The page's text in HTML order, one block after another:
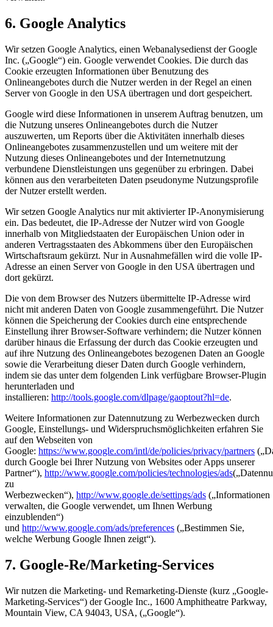
6. Google Analytics
Wir setzen Google Analytics, einen Webanalysedienst der Google
Inc. („Google“) ein. Google verwendet Cookies. Die durch das
Cookie erzeugten Informationen über Benutzung des
Onlineangebotes durch die Nutzer werden in der Regel an einen
Server von Google in den USA übertragen und dort gespeichert.
Google wird diese Informationen in unserem Auftrag benutzen, um
die Nutzung unseres Onlineangebotes durch die Nutzer
auszuwerten, um Reports über die Aktivitäten innerhalb dieses
Onlineangebotes zusammenzustellen und um weitere mit der
Nutzung dieses Onlineangebotes und der Internetnutzung
verbundene Dienstleistungen uns gegenüber zu erbringen. Dabei
können aus den verarbeiteten Daten pseudonyme Nutzungsprofile
der Nutzer erstellt werden.
Wir setzen Google Analytics nur mit aktivierter IP-Anonymisierung
ein. Das bedeutet, die IP-Adresse der Nutzer wird von Google
innerhalb von Mitgliedstaaten der Europäischen Union oder in
anderen Vertragsstaaten des Abkommens über den Europäischen
Wirtschaftsraum gekürzt. Nur in Ausnahmefällen wird die volle IP-
Adresse an einen Server von Google in den USA übertragen und
dort gekürzt.
Die von dem Browser des Nutzers übermittelte IP-Adresse wird
nicht mit anderen Daten von Google zusammengeführt. Die Nutzer
können die Speicherung der Cookies durch eine entsprechende
Einstellung ihrer Browser-Software verhindern; die Nutzer können
darüber hinaus die Erfassung der durch das Cookie erzeugten und
auf ihre Nutzung des Onlineangebotes bezogenen Daten an Google
sowie die Verarbeitung dieser Daten durch Google verhindern,
indem sie das unter dem folgenden Link verfügbare Browser-Plugin
herunterladen und
installieren: http://tools.google.com/dlpage/gaoptout?hl=de.
Weitere Informationen zur Datennutzung zu Werbezwecken durch
Google, Einstellungs- und Widerspruchsmöglichkeiten erfahren Sie
auf den Webseiten von
Google: https://www.google.com/intl/de/policies/privacy/partners
durch Google bei Ihrer Nutzung von Websites oder Apps unserer
Partner“), http://www.google.com/policies/technologies/ads
zu
Werbezwecken“), http://www.google.de/settings/ads („Informationen
verwalten, die Google verwendet, um Ihnen Werbung
einzublenden“)
und http://www.google.com/ads/preferences („Bestimmen Sie,
welche Werbung Google Ihnen zeigt“).
7. Google-Re/Marketing-Services
Wir nutzen die Marketing- und Remarketing-Dienste (kurz „Google-
Marketing-Services“) der Google Inc., 1600 Amphitheatre Parkway,
Mountain View, CA 94043, USA, („Google“).